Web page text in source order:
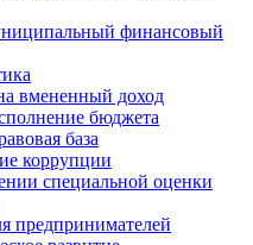
финансовый
вмененный доход
бюджета
база
коррупции
специальной оценки
предпринимателей